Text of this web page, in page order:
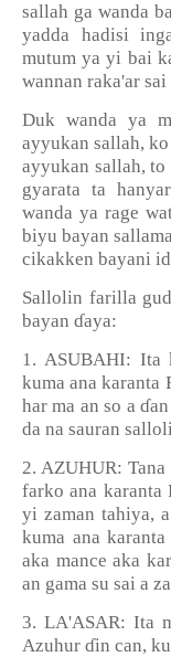
sallah ga wanda
yadda hadisi
mutum ya yi bai
wannan raka'ar
Duk wanda ya
ayyukan sallah,
ayyukan sallah, to
gyarata ta
wanda ya rage
biyu bayan
cikakken bayani
Sallolin farilla
bayan ɗaya:
1. ASUBAHI: Ita
kuma ana karanta
har ma an so aɗ
da na sauran
2. AZUHUR:
farko ana karanta
yi zaman tahiya,
kuma ana
aka mance aka
an gama su sai a
3. LA'ASAR: Ita
Azuhurɗin can,